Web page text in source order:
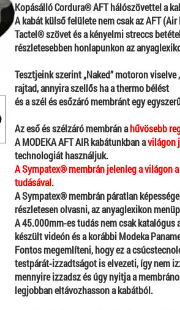
Kopásálló Cordura® AFT hálószövettel a
A kabát külső felülete nem csak az AFT
Tactel® szövet és a kényelmi streccs
részletesebben honlapunkon az
Tesztjeink szerint „Naked” motoron
rajtad, annyira szellős ha a thermo bélést
és a szél és esőzáró membránt egy
Az eső és szélzáró membrán ahűvösebb
A MODEKA AFT AIR kabátunkban avilágon
technologiát használjuk.
A Sympatex® membrán jelenleg a világon
tudásával.
A Sympatex® membrán páratlan
részletesen olvasni, az anyaglexikon
A 45.000mm-es tudás nem csak
készült videón és a korábbi Modeka
Fontos megemlíteni, hogy ez a
testpárát-izzadtságot is elvezeti, így nem
mennyire izzadsz és úgy nyitja a
legjobban eltávozhasson a kabátból.